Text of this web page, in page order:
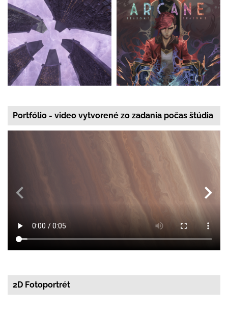
Portfólio - video vytvorené zo zadania počas štúdia
2D Fotoportrét